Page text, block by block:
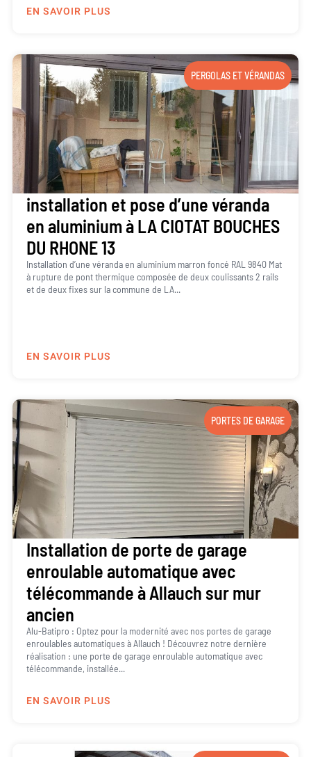
EN SAVOIR PLUS
PERGOLAS ET VÉRANDAS
installation et pose d’une véranda
en aluminium à LA CIOTAT BOUCHES
DU RHONE 13
Installation d’une véranda en aluminium marron foncé RAL 9840 Mat
à rupture de pont thermique composée de deux coulissants 2 rails
et de deux fixes sur la commune de LA...
EN SAVOIR PLUS
PORTES DE GARAGE
Installation de porte de garage
enroulable automatique avec
télécommande à Allauch sur mur
ancien
Alu-Batipro : Optez pour la modernité avec nos portes de garage
enroulables automatiques à Allauch ! Découvrez notre dernière
réalisation : une porte de garage enroulable automatique avec
télécommande, installée...
EN SAVOIR PLUS